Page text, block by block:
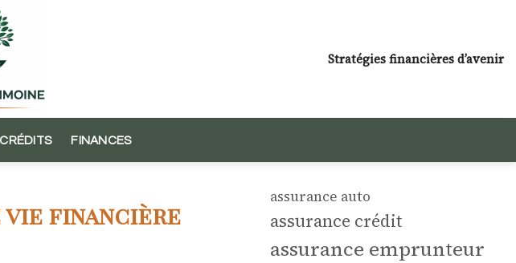
Stratégies financières d’avenir
CRÉDITS FINANCES
vie financière
assurance auto
assurance crédit
assurance emprunteur